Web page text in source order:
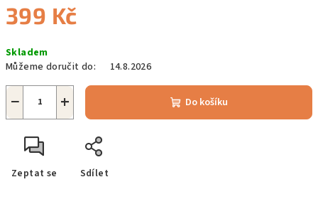
399 Kč
cena:
Skladem
Můžeme doručit do:
14.8.2026
+
− Do košíku
Zeptat se Sdílet